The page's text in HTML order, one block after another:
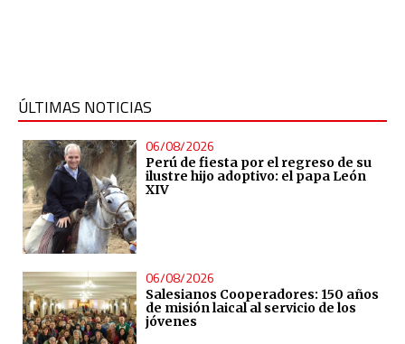
ÚLTIMAS NOTICIAS
06/08/2026
Perú de fiesta por el regreso de su
ilustre hijo adoptivo: el papa León
XIV
06/08/2026
Salesianos Cooperadores: 150 años
de misión laical al servicio de los
jóvenes